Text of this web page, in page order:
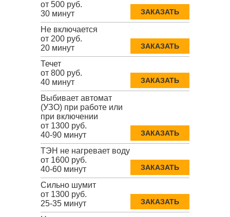
от 500 руб.
30 минут
ЗАКАЗАТЬ
Не включается
от 200 руб.
20 минут
ЗАКАЗАТЬ
Течет
от 800 руб.
40 минут
ЗАКАЗАТЬ
Выбивает автомат
(УЗО) при работе или
при включении
от 1300 руб.
40-90 минут
ЗАКАЗАТЬ
ТЭН не нагревает воду
от 1600 руб.
40-60 минут
ЗАКАЗАТЬ
Сильно шумит
от 1300 руб.
25-35 минут
ЗАКАЗАТЬ